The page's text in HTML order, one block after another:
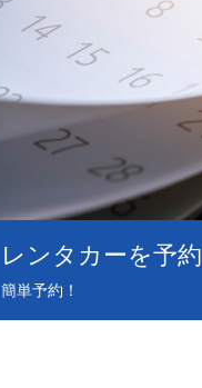
レンタカーを予約
簡単予約！